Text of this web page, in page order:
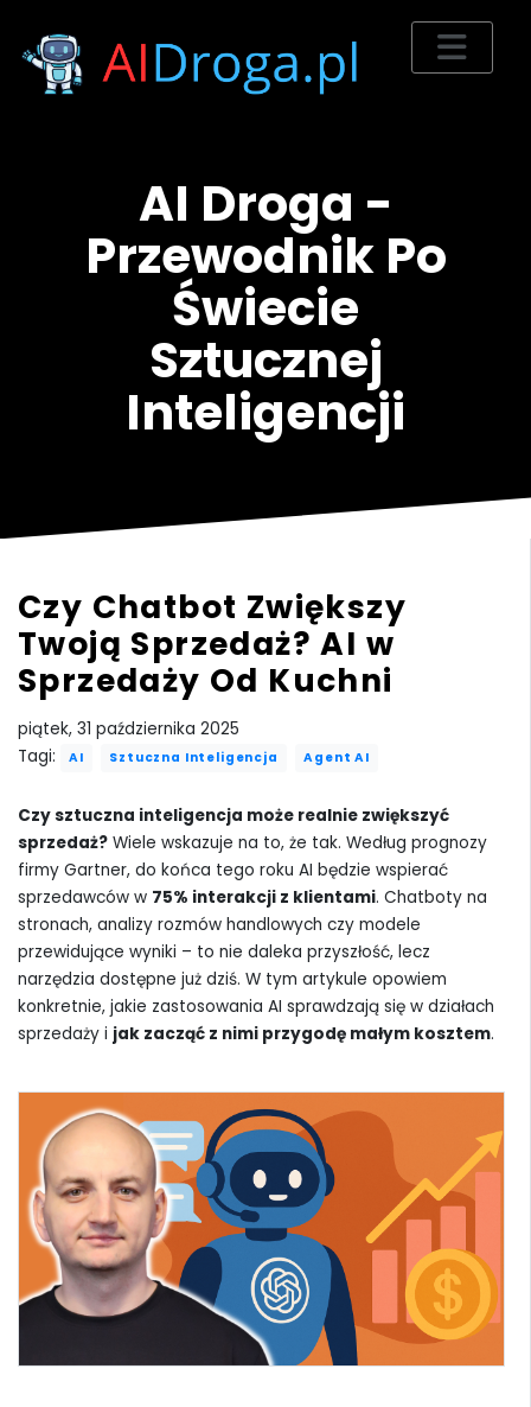
AI Droga -
Przewodnik Po
Świecie
Sztucznej
Inteligencji
Czy Chatbot Zwiększy
Twoją Sprzedaż? AI w
Sprzedaży Od Kuchni
piątek, 31 października 2025
Tagi:
AI Sztuczna Inteligencja Agent AI
Czy sztuczna inteligencja może realnie zwiększyć
sprzedaż? Wiele wskazuje na to, że tak. Według prognozy
firmy Gartner, do końca tego roku AI będzie wspierać
sprzedawców w 75% interakcji z klientami. Chatboty na
stronach, analizy rozmów handlowych czy modele
przewidujące wyniki – to nie daleka przyszłość, lecz
narzędzia dostępne już dziś. W tym artykule opowiem
konkretnie, jakie zastosowania AI sprawdzają się w działach
sprzedaży i jak zacząć z nimi przygodę małym kosztem.